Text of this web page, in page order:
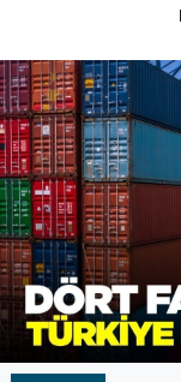
İletişim
Künye
SPOR
Vefat
Video